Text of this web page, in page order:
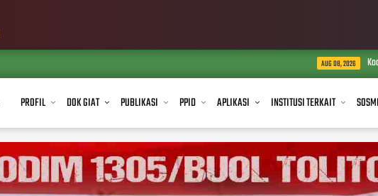
Kodim 1305/BT
PROFIL DOK GIAT PUBLIKASI PPID APLIKASI INSTITUSI TERKAIT